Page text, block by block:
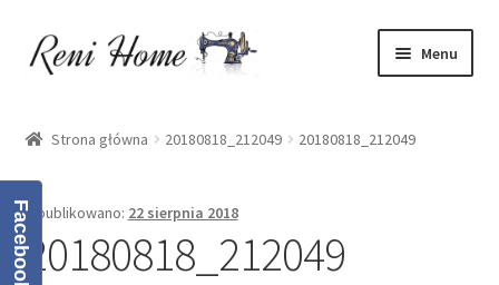
Przejdź
do
Przejdź
do
Menu
Koszyk
Strona główna 20180818_212049 20180818_212049
Opublikowano: 22 sierpnia 2018
20180818_212049
Facebook